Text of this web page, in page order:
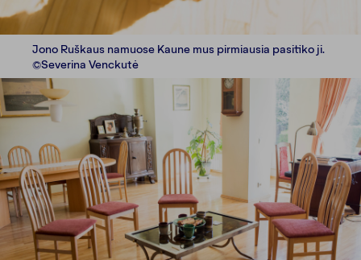
Jono Ruškaus namuose Kaune mus pirmiausia pasitiko ji.
©Severina Venckutė